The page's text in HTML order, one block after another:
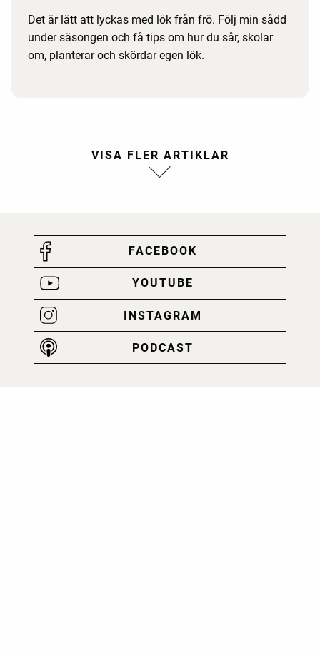
Det är lätt att lyckas med lök från frö. Följ min sådd
under säsongen och få tips om hur du sår, skolar
om, planterar och skördar egen lök.
FACEBOOK
YOUTUBE
INSTAGRAM
PODCAST